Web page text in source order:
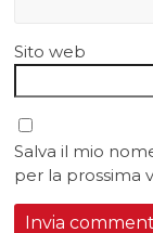
Sito web
Salva il mio
per la prossima